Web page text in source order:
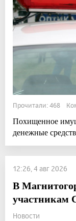
Прочитали: 468
Похищенное
денежные
12:26, 4 авг 2026
В
участникам
Новости